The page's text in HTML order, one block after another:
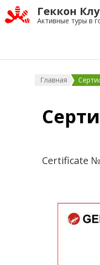
Геккон
Активные туры в
Главная
Certificate